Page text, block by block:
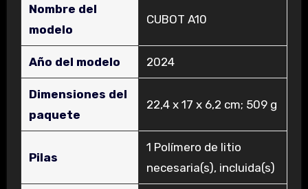
Nombre del
modelo
‎CUBOT A10
Año del modelo ‎2024
Dimensiones del
paquete
‎22,4 x 17 x 6,2 cm; 509 g
Pilas
‎1 Polímero de litio
necesaria(s), incluida(s)